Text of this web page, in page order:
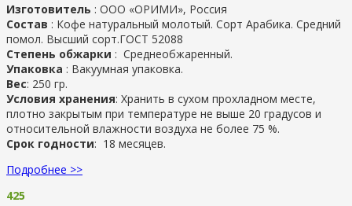
Изготовитель : ООО «ОРИМИ», Россия
Состав : Кофе натуральный молотый. Сорт Арабика. Средний
помол. Высший сорт.ГОСТ 52088
Степень обжарки : Cреднеобжаренный.
Упаковка : Вакуумная упаковка.
Вес: 250 гр.
Условия хранения: Хранить в сухом прохладном месте,
плотно закрытым при температуре не выше 20 градусов и
относительной влажности воздуха не более 75 %.
Срок годности: 18 месяцев.
Подробнее >>
425